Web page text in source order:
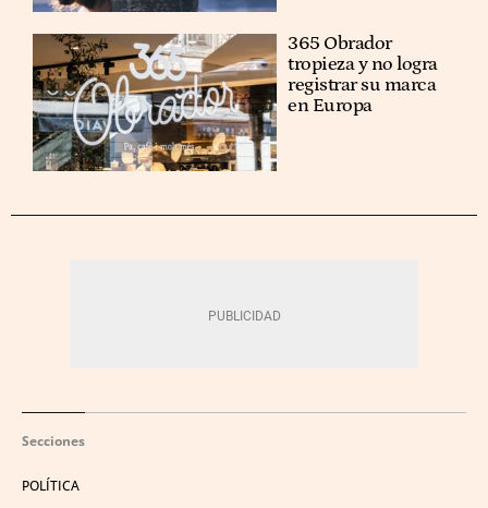
365 Obrador
tropieza y no logra
registrar su marca
en Europa
Secciones
POLÍTICA